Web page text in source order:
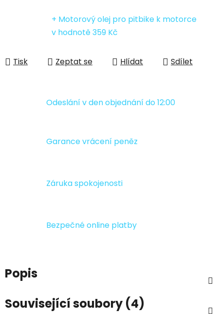
+ Motorový olej pro pitbike k motorce
v hodnotě 359 Kč
Tisk Zeptat se Hlídat Sdílet
Odeslání v den objednání do 12:00
Garance vrácení peněz
Záruka spokojenosti
Bezpečné online platby
Popis
Související soubory (4)